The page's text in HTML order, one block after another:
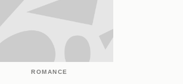
ROMANCE